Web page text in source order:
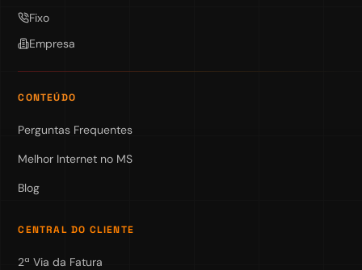
Fixo
Empresa
CONTEÚDO
Perguntas Frequentes
Melhor Internet no MS
Blog
CENTRAL DO CLIENTE
2ª Via da Fatura